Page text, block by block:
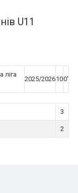
U11
ліга
2025/2026100'
3
2